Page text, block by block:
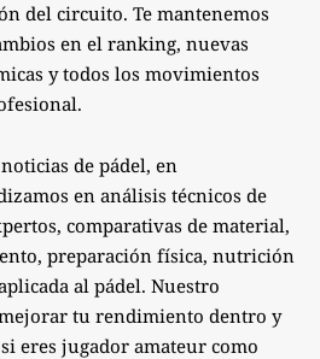
del circuito. Te mantenemos
en el ranking, nuevas
y todos los movimientos
de pádel, en
en análisis técnicos de
comparativas de material,
preparación física, nutrición
al pádel. Nuestro
tu rendimiento dentro y
eres jugador amateur como